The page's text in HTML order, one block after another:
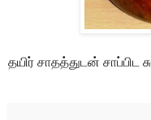
தயிர் சாதத்துடன் சாப்பிட